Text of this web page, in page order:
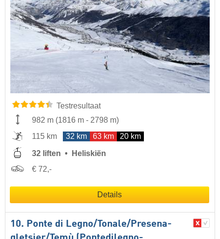
Testresultaat
982 m (1816 m - 2798 m)
115 km
32 km 63 km 20 km
32 liften
Heliskiën
€ 72,-
Details
10. Ponte di Legno/​​Tonale/​​Presena-